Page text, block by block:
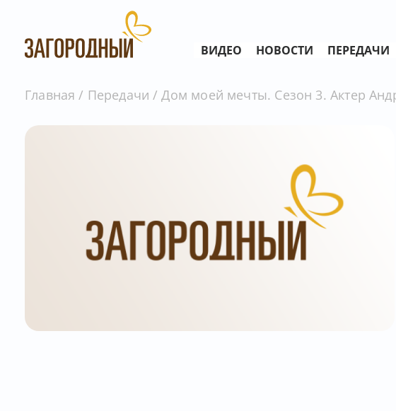
ВИДЕО НОВОСТИ ПЕРЕДАЧИ
Главная Передачи Дом моей мечты. Сезон 3. Актер